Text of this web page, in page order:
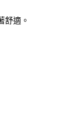
舒適。